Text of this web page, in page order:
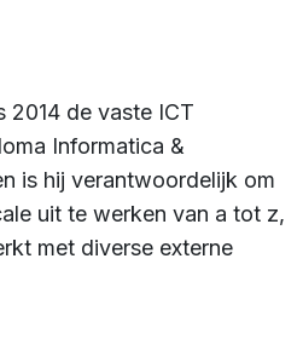
2014 de vaste ICT
Informatica &
is hij verantwoordelijk om
uit te werken van a tot z,
met diverse externe